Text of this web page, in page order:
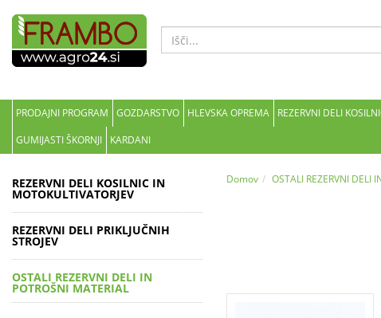
PRODAJNI PROGRAM GOZDARSTVO HLEVSKA OPREMA REZERVNI DELI
GUMIJASTI ŠKORNJI
KARDANI
REZERVNI DELI KOSILNIC IN
MOTOKULTIVATORJEV
REZERVNI DELI PRIKLJUČNIH
STROJEV
OSTALI REZERVNI DELI IN
POTROŠNI MATERIAL
Domov OSTALI REZERVNI DELI